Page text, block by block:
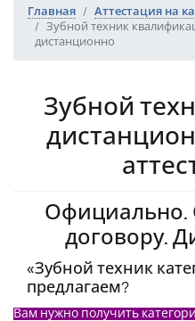
Главная
Аттестация на
Зубной техник
дистанционно
Зубной
Официально.
договору.
«Зубной техник
предлагаем?
Вам нужно получить